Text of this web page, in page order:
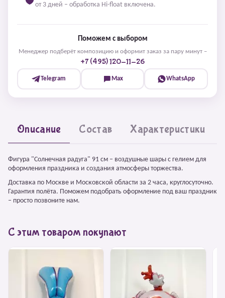
от 3 дней – обработка Hi-float включена.
Поможем с выбором
Менеджер подберёт композицию и оформит заказ за пару минут –
+7 (495) 120-11-26
Telegram Max WhatsApp
Описание Состав Характеристики
Фигура "Солнечная радуга" 91 см – воздушные шары с гелием для
оформления праздника и создания атмосферы торжества.
Доставка по Москве и Московской области за 2 часа, круглосуточно.
Гарантия полёта. Поможем подобрать оформление под ваш праздник
– просто позвоните нам.
С этим товаром покупают